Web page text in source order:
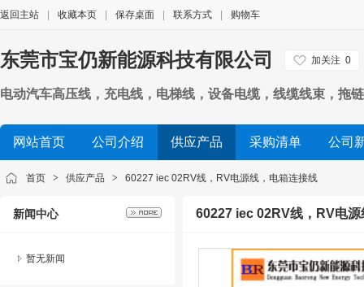
返回主站 收藏本页 保存桌面 联系方式 购物车
东莞市宝仍新能源科技有限公司 加关注 0
电动汽车高压线，充电线，电梯线，设备电缆，线缆线束，拖
网站首页 公司介绍 供应产品 采购清单 公司
首页 > 供应产品 > 60227 iec 02RV线，RV电源线，电箱连接线
新闻中心
暂无新闻
60227 iec 02RV线，RV电